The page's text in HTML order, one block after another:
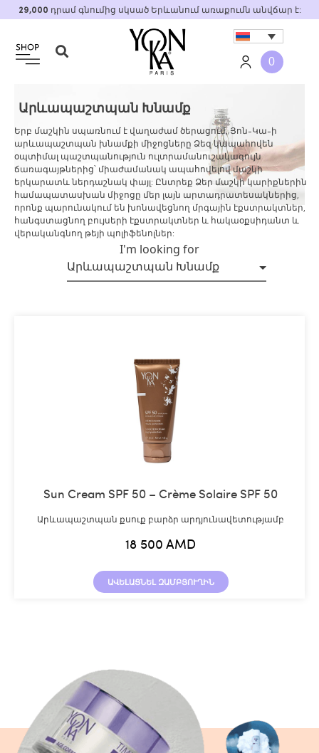
Skip
content
29,000 դրամ գնումից սկսած Երևանում առաքումն անվճար է:
0
Արևապաշտպան Խնամք
Երբ մաշկին սպառնում է վաղաժամ ծերացում, Յոն-Կա-ի
արևապաշտպան խնամքի միջոցները Ձեզ կապահովեն
օպտիմալ պաշտպանություն ուլտրամանուշակագույն
ճառագայթներից՝ միաժամանակ ապահովելով մաշկի
երկարատև ներդաշնակ փայլ: Ընտրեք Ձեր մաշկի կարիքներին
համապատասխան միջոցը մեր լայն արտադրատեսակներից,
որոնք պարունակում են խոնավեցնող մրգային էքստրակտներ,
հանգստացնող բույսերի էքստրակտներ և հակաօքսիդանտ և
վերականգնող թեյի պոլիֆենոլներ:
I'm looking for
Արևապաշտպան Խնամք
Sun Cream SPF 50 – Crème Solaire SPF 50
Արևապաշտպան քսուք բարձր արդյունավետությամբ
18 500 AMD
ԱՎԵԼԱՑՆԵԼ ԶԱՄԲՅՈՒՂԻՆ